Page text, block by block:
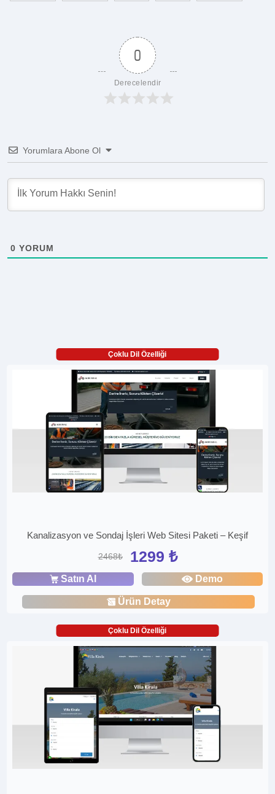
0
Derecelendir
Yorumlara Abone Ol
0 YORUM
Çoklu Dil Özelliği
Kanalizasyon ve Sondaj İşleri Web Sitesi Paketi – Keşif
2468₺ 1299 ₺
Satın Al Demo
Ürün Detay
Çoklu Dil Özelliği